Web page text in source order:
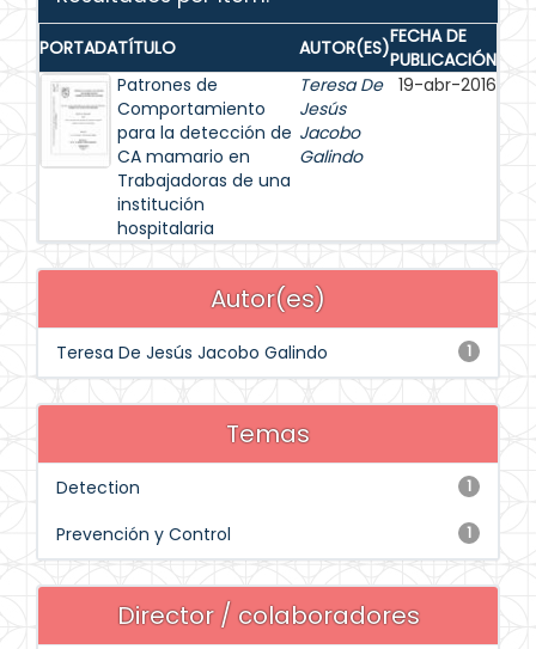
PORTADATÍTULO AUTOR(ES)FECHA DE
PUBLICACIÓN
Patrones de
Comportamiento
para la detección de
CA mamario en
Trabajadoras de una
institución
hospitalaria
Teresa De
Jesús
Jacobo
Galindo
19-abr-2016
Autor(es)
1
Teresa De Jesús Jacobo Galindo
Temas
1
Detection
1
Prevención y Control
Director / colaboradores